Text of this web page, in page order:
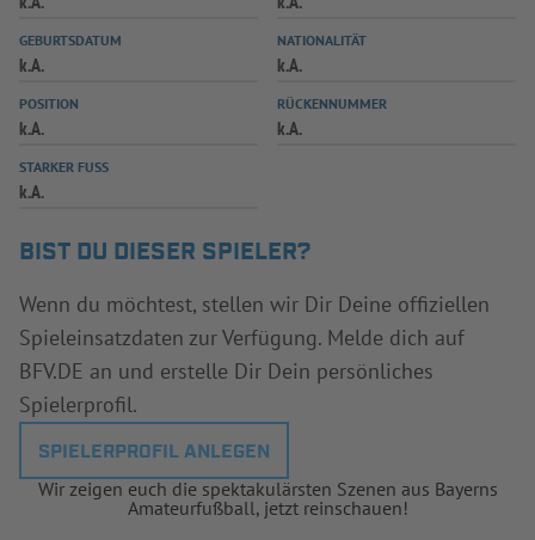
SPIELPLUS
GEBURTSDATUM
k.A.
NATIONALITÄT
k.A.
POSITION
k.A.
RÜCKENNUMMER
k.A.
STARKER FUSS
k.A.
BIST DU DIESER SPIELER?
Wenn du möchtest, stellen wir Dir Deine offiziellen
Spieleinsatzdaten zur Verfügung. Melde dich auf
BFV.DE an und erstelle Dir Dein persönliches
Spielerprofil.
SPIELERPROFIL ANLEGEN
Wir zeigen euch die spektakulärsten Szenen aus Bayerns
Amateurfußball, jetzt reinschauen!